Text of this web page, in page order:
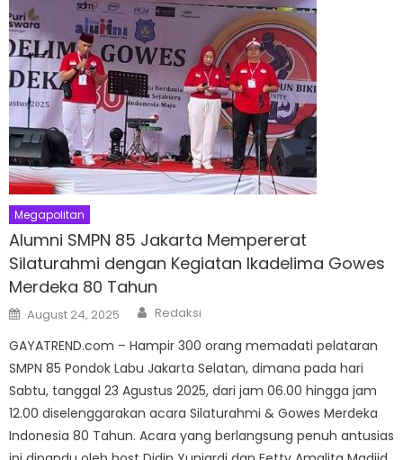
Megapolitan
Alumni SMPN 85 Jakarta Mempererat
Silaturahmi dengan Kegiatan Ikadelima Gowes
Merdeka 80 Tahun
Posted
on
August 24, 2025 Author
Redaksi
GAYATREND.com – Hampir 300 orang memadati pelataran
SMPN 85 Pondok Labu Jakarta Selatan, dimana pada hari
Sabtu, tanggal 23 Agustus 2025, dari jam 06.00 hingga jam
12.00 diselenggarakan acara Silaturahmi & Gowes Merdeka
Indonesia 80 Tahun. Acara yang berlangsung penuh antusias